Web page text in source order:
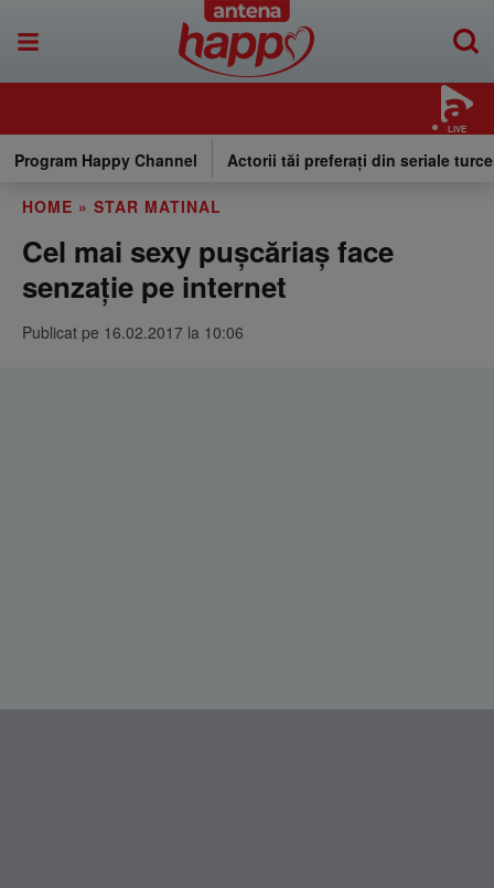
LIVE
Program Happy Channel Actorii tăi preferați din seriale
HOME » STAR MATINAL
Cel mai sexy pușcăriaș face
senzație pe internet
Publicat pe 16.02.2017 la 10:06